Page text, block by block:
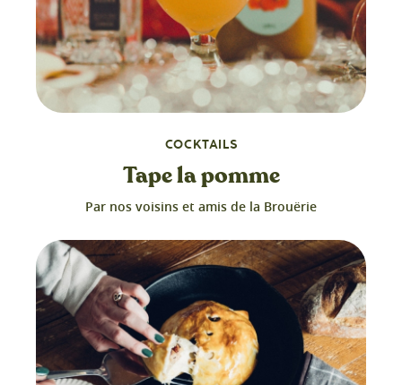
COCKTAILS
Tape la pomme
Par nos voisins et amis de la Brouërie